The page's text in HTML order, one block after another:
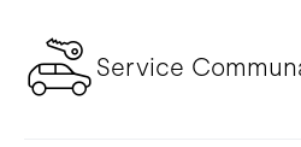
Service